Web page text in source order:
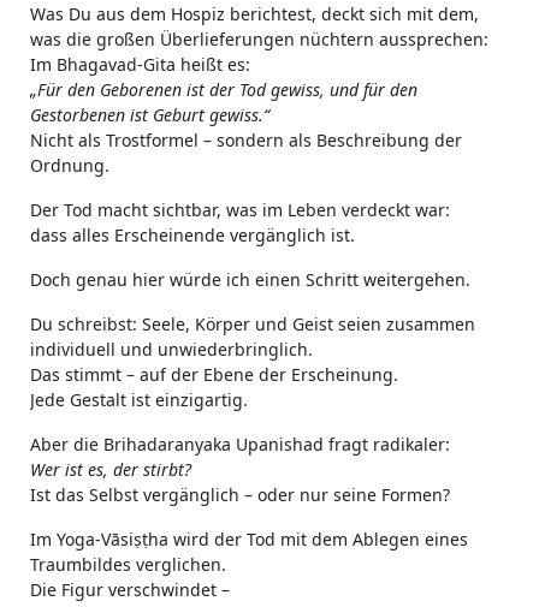
Was Du aus dem Hospiz berichtest, deckt sich mit dem,
was die großen Überlieferungen nüchtern aussprechen:
Im Bhagavad-Gita heißt es:
„Für den Geborenen ist der Tod gewiss, und für den
Gestorbenen ist Geburt gewiss.“
Nicht als Trostformel – sondern als Beschreibung der
Ordnung.
Der Tod macht sichtbar, was im Leben verdeckt war:
dass alles Erscheinende vergänglich ist.
Doch genau hier würde ich einen Schritt weitergehen.
Du schreibst: Seele, Körper und Geist seien zusammen
individuell und unwiederbringlich.
Das stimmt – auf der Ebene der Erscheinung.
Jede Gestalt ist einzigartig.
Aber die Brihadaranyaka Upanishad fragt radikaler:
Wer ist es, der stirbt?
Ist das Selbst vergänglich – oder nur seine Formen?
Im Yoga-Vāsiṣṭha wird der Tod mit dem Ablegen eines
Traumbildes verglichen.
Die Figur verschwindet –